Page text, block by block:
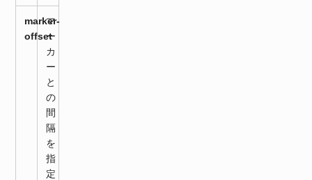
marker-
offset
マ
ー
カ
ー
と
の
間
隔
を
指
定